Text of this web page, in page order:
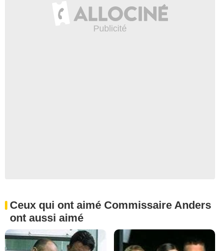
Ceux qui ont aimé Commissaire Anders
ont aussi aimé